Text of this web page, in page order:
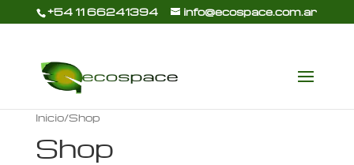
+54 11 66241394 info@ecospace.com.ar
Inicio/ Shop
Shop